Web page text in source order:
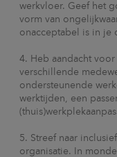
werkvloer. Geef het
vorm van
onacceptabel is in je
Heb aandacht
verschillende
ondersteunende
werktijden, een
Streef naar
organisatie. In